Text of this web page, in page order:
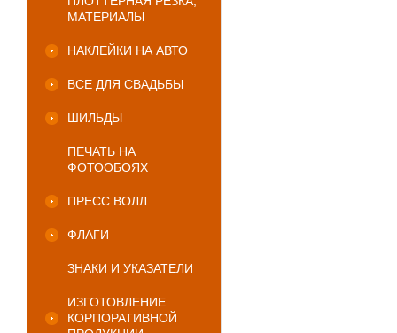
МАТЕРИАЛЫ
НАКЛЕЙКИ НА АВТО
ВСЕ ДЛЯ СВАДЬБЫ
ШИЛЬДЫ
ПЕЧАТЬ НА
ФОТООБОЯХ
ПРЕСС ВОЛЛ
ФЛАГИ
ЗНАКИ И УКАЗАТЕЛИ
ИЗГОТОВЛЕНИЕ
КОРПОРАТИВНОЙ